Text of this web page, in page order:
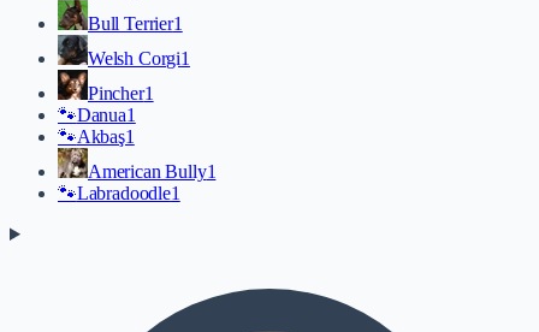
Bull Terrier1
Welsh Corgi1
Pincher1
🐾Danua1
🐾Akbaş1
American Bully1
🐾Labradoodle1